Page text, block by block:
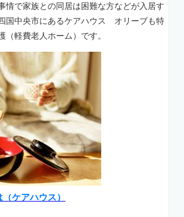
情で家族との同居は困難な方などが入居す
国中央市にあるケアハウス オリーブも特
（軽費老人ホーム）です。
ケアハウス）